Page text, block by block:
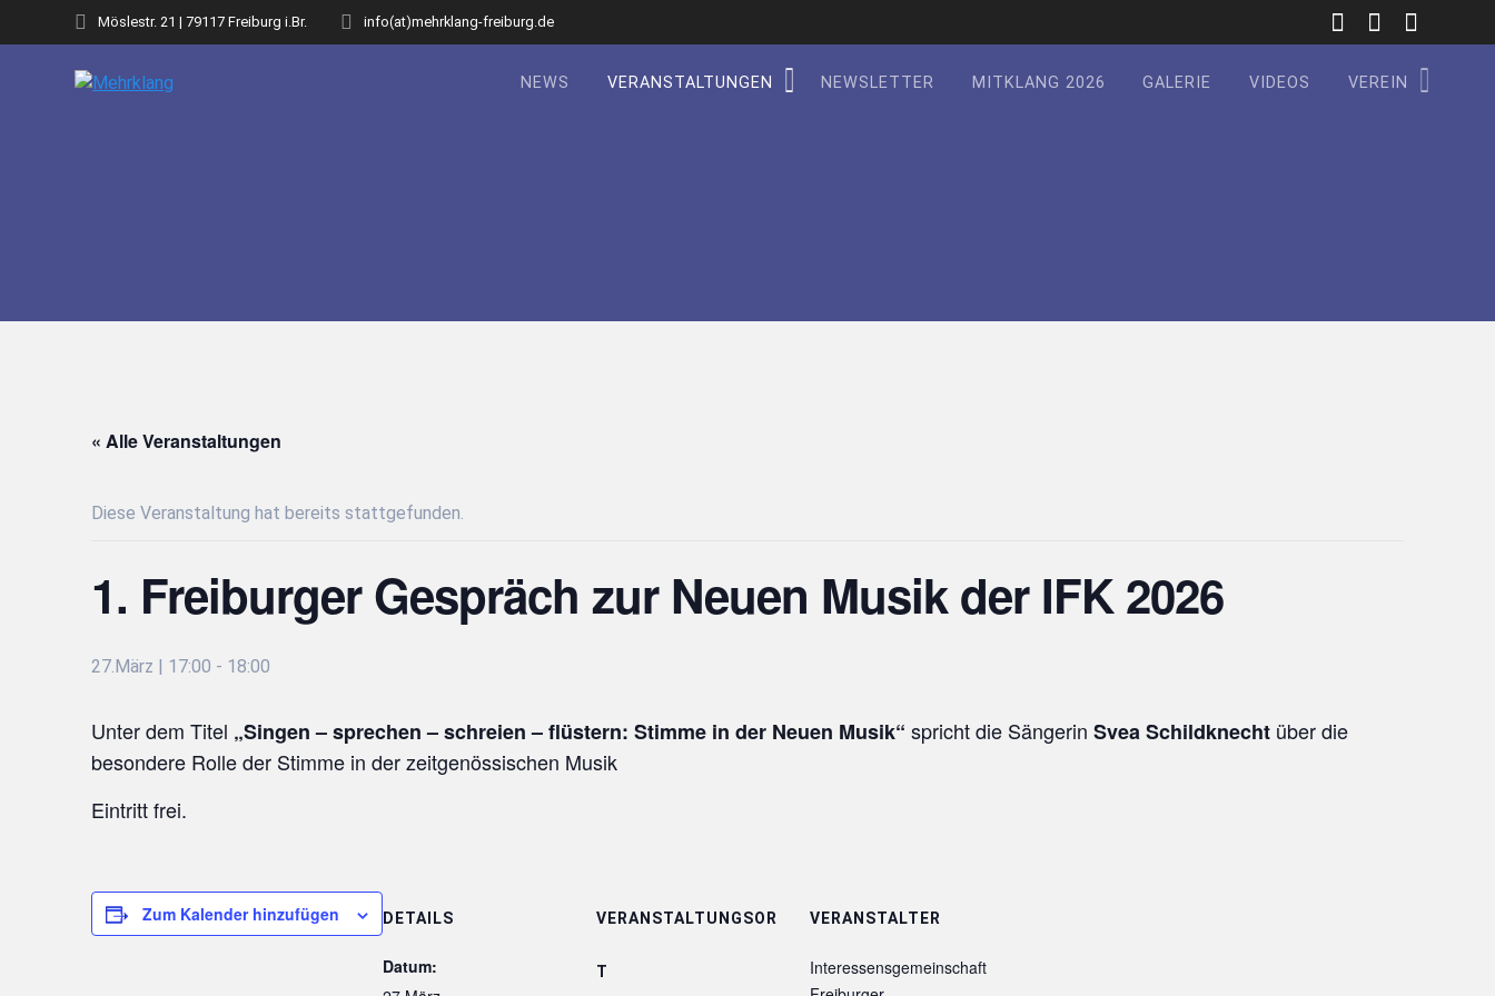
Möslestr. 21 | 79117 Freiburg i.Br. info(at)mehrklang-freiburg.de
NEWS VERANSTALTUNGEN NEWSLETTER MITKLANG 2026 GALERIE VIDEOS VEREIN
« Alle Veranstaltungen
Diese Veranstaltung hat bereits stattgefunden.
1. Freiburger Gespräch zur Neuen Musik der IFK 2026
27.März | 17:00 - 18:00
Unter dem Titel „Singen – sprechen – schreien – flüstern: Stimme in der Neuen Musik“ spricht die SängerinSvea Schildknecht über die
besondere Rolle der Stimme in der zeitgenössischen Musik
Eintritt frei.
Zum Kalender hinzufügen DETAILS
Datum:
VERANSTALTUNGSOR
T
VERANSTALTER
Interessensgemeinschaft